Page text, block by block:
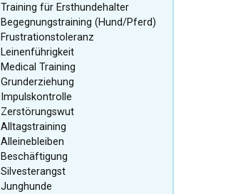
Training für Ersthundehalter
Begegnungstraining (Hund/Pferd)
Frustrationstoleranz
Leinenführigkeit
Medical Training
Grunderziehung
Impulskontrolle
Zerstörungswut
Alltagstraining
Alleinebleiben
Beschäftigung
Silvesterangst
Junghunde